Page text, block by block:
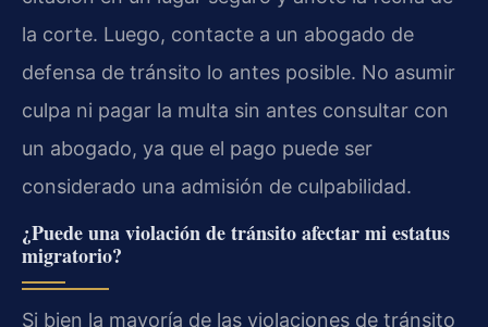
la corte. Luego, contacte a un abogado de
defensa de tránsito lo antes posible. No asumir
culpa ni pagar la multa sin antes consultar con
un abogado, ya que el pago puede ser
considerado una admisión de culpabilidad.
¿Puede una violación de tránsito afectar mi estatus
migratorio?
Si bien la mayoría de las violaciones de tránsito